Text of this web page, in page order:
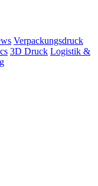
Verpackungsdruck
3D Druck Logistik &